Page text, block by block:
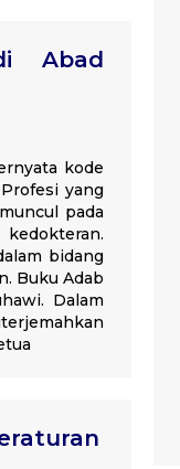
Abad
kode
yang
pada
bidang
Buku Adab
Dalam